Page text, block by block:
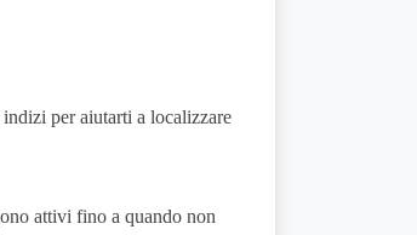
per aiutarti a localizzare
attivi fino a quando non